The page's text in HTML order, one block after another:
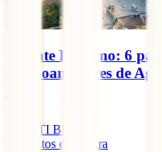
Oriente Próximo: 6
con Joan Torres de
IATI Blog
minutos de lectura